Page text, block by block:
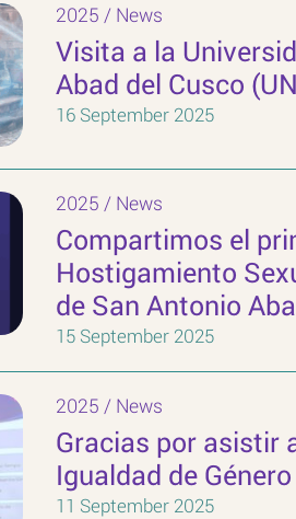
2025 / News
Visita a la
Abad del Cusco
16 September 2025
2025 / News
Compartimos el
Hostigamiento
de San Antonio
15 September 2025
2025 / News
Gracias por asistir
Igualdad de
11 September 2025